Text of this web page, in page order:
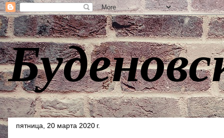
пятница, 20 марта 2020 г.